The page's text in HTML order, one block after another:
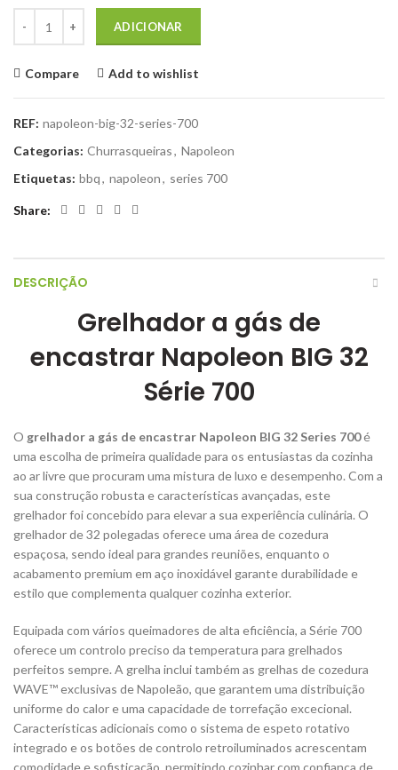
ADICIONAR
Compare Add to wishlist
REF: napoleon-big-32-series-700
Categorias: Churrasqueiras, Napoleon
Etiquetas: bbq, napoleon, series 700
Share
DESCRIÇÃO
Grelhador a gás de
encastrar Napoleon BIG 32
Série 700
O grelhador a gás de encastrar Napoleon BIG 32 Series 700é
uma escolha de primeira qualidade para os entusiastas da cozinha
ao ar livre que procuram uma mistura de luxo e desempenho. Com a
sua construção robusta e características avançadas, este
grelhador foi concebido para elevar a sua experiência culinária. O
grelhador de 32 polegadas oferece uma área de cozedura
espaçosa, sendo ideal para grandes reuniões, enquanto o
acabamento premium em aço inoxidável garante durabilidade e
estilo que complementa qualquer cozinha exterior.
Equipada com vários queimadores de alta eficiência, a Série 700
oferece um controlo preciso da temperatura para grelhados
perfeitos sempre. A grelha inclui também as grelhas de cozedura
WAVE™ exclusivas de Napoleão, que garantem uma distribuição
uniforme do calor e uma capacidade de torrefação excecional.
Características adicionais como o sistema de espeto rotativo
integrado e os botões de controlo retroiluminados acrescentam